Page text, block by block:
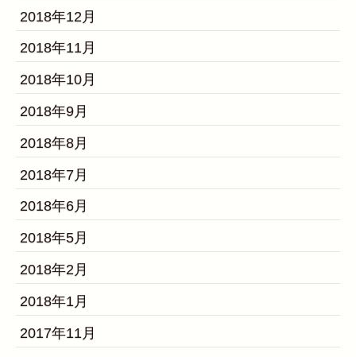
2018年12月
2018年11月
2018年10月
2018年9月
2018年8月
2018年7月
2018年6月
2018年5月
2018年2月
2018年1月
2017年11月